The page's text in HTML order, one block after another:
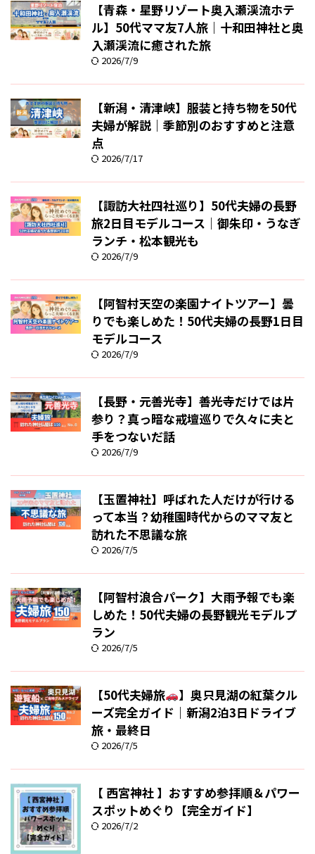
【青森・星野リゾート奥入瀬渓流ホテ
ル】50代ママ友7人旅｜十和田神社と奥
入瀬渓流に癒された旅
2026/7/9
【新潟・清津峡】服装と持ち物を50代
夫婦が解説｜季節別のおすすめと注意
点
2026/7/17
【諏訪大社四社巡り】50代夫婦の長野
旅2日目モデルコース｜御朱印・うなぎ
ランチ・松本観光も
2026/7/9
【阿智村天空の楽園ナイトツアー】曇
りでも楽しめた！50代夫婦の長野1日目
モデルコース
2026/7/9
【長野・元善光寺】善光寺だけでは片
参り？真っ暗な戒壇巡りで久々に夫と
手をつないだ話
2026/7/9
【玉置神社】呼ばれた人だけが行ける
って本当？幼稚園時代からのママ友と
訪れた不思議な旅
2026/7/5
【阿智村浪合パーク】大雨予報でも楽
しめた！50代夫婦の長野観光モデルプ
ラン
2026/7/5
【50代夫婦旅
】奥只見湖の紅葉クル
ーズ完全ガイド｜新潟2泊3日ドライブ
旅・最終日
2026/7/5
【 西宮神社 】おすすめ参拝順＆パワー
スポットめぐり【完全ガイド】
2026/7/2